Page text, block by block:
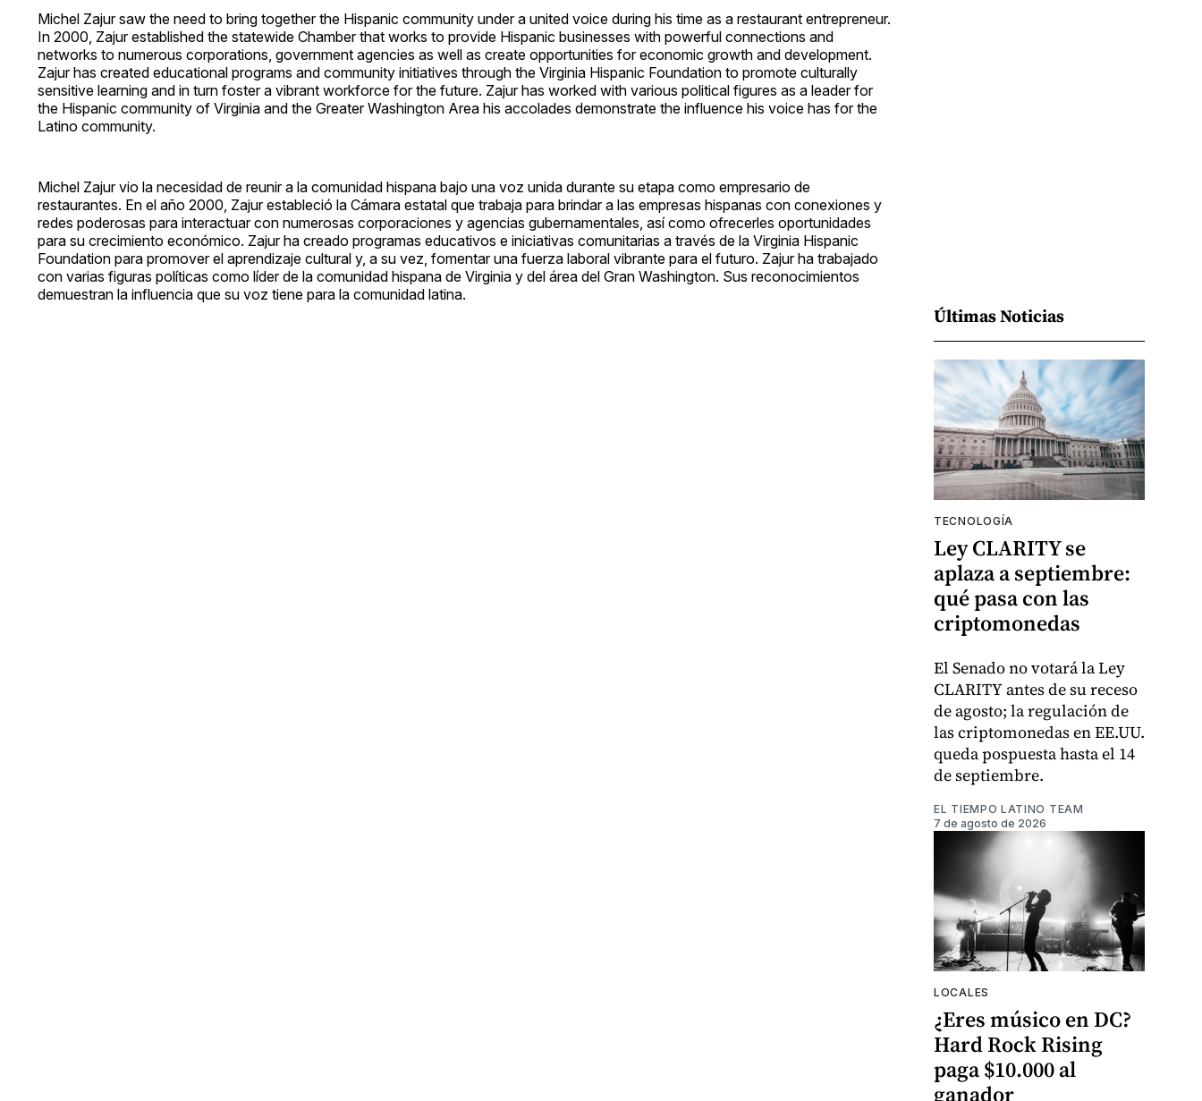
Michel Zajur saw the need to bring together the Hispanic community under a united voice during his time as a restaurant entrepreneur.
In 2000, Zajur established the statewide Chamber that works to provide Hispanic businesses with powerful connections and
networks to numerous corporations, government agencies as well as create opportunities for economic growth and development.
Zajur has created educational programs and community initiatives through the Virginia Hispanic Foundation to promote culturally
sensitive learning and in turn foster a vibrant workforce for the future. Zajur has worked with various political figures as a leader for
the Hispanic community of Virginia and the Greater Washington Area his accolades demonstrate the influence his voice has for the
Latino community.
Michel Zajur vio la necesidad de reunir a la comunidad hispana bajo una voz unida durante su etapa como empresario de
restaurantes. En el año 2000, Zajur estableció la Cámara estatal que trabaja para brindar a las empresas hispanas con conexiones y
redes poderosas para interactuar con numerosas corporaciones y agencias gubernamentales, así como ofrecerles oportunidades
para su crecimiento económico. Zajur ha creado programas educativos e iniciativas comunitarias a través de la Virginia Hispanic
Foundation para promover el aprendizaje cultural y, a su vez, fomentar una fuerza laboral vibrante para el futuro. Zajur ha trabajado
con varias figuras políticas como líder de la comunidad hispana de Virginia y del área del Gran Washington. Sus reconocimientos
demuestran la influencia que su voz tiene para la comunidad latina.
Últimas Noticias
TECNOLOGÍA
Ley CLARITY se
aplaza a septiembre:
qué pasa con las
criptomonedas
El Senado no votará la Ley
CLARITY antes de su receso
de agosto; la regulación de
las criptomonedas en EE.UU.
queda pospuesta hasta el 14
de septiembre.
EL TIEMPO LATINO TEAM
7 de agosto de 2026
LOCALES
¿Eres músico en DC?
Hard Rock Rising
paga $10.000 al
ganador